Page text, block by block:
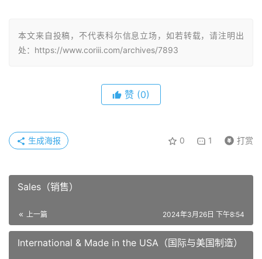
本文来自投稿，不代表科尓信息立场，如若转载，请注明出
处：https://www.coriii.com/archives/7893
赞 (0)
0 1 打赏
生成海报
Sales（销售）
上一篇 2024年3月26日 下午8:54
International & Made in the USA（国际与美国制造）